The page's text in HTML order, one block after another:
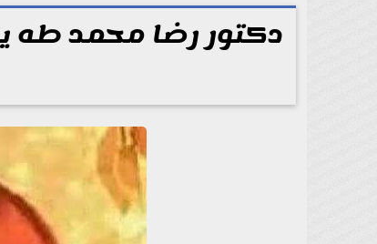
2026-07-09 13:52:55
دكتور رضا محمد طه